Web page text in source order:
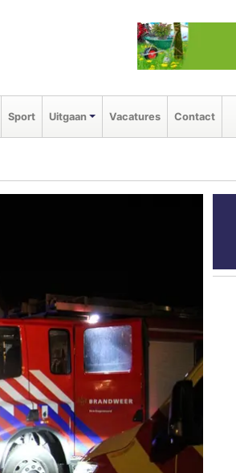
Sport Uitgaan Vacatures Contact